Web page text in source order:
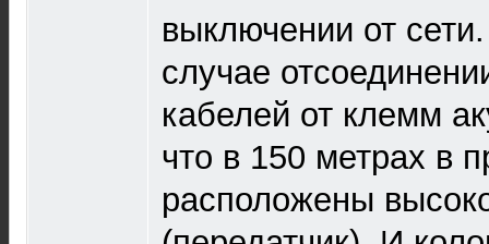
выключении от
случае
кабелей от клемм
что в 150 метрах в
расположены